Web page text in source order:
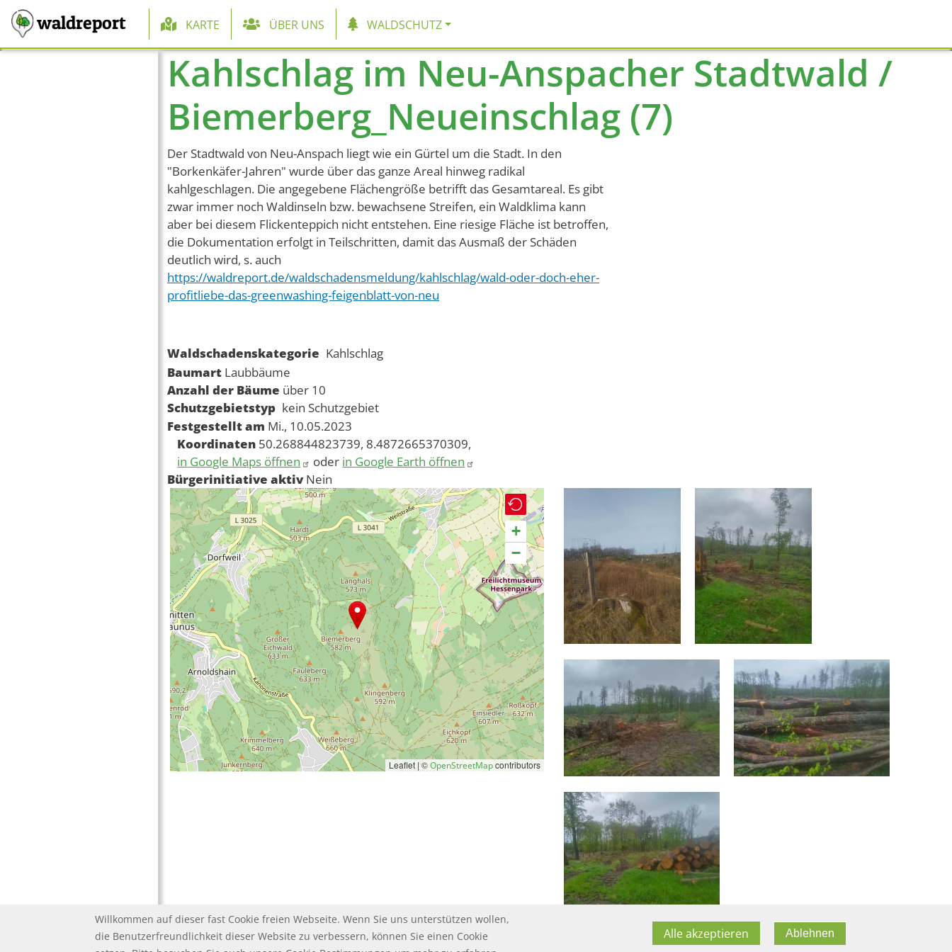
waldreport Hauptnavigation
KARTE ÜBER UNS WALDSCHUTZ
Kahlschlag im Neu-Anspacher Stadtwald /
Biemerberg_Neueinschlag (7)
Der Stadtwald von Neu-Anspach liegt wie ein Gürtel um die Stadt. In den
"Borkenkäfer-Jahren" wurde über das ganze Areal hinweg radikal
kahlgeschlagen. Die angegebene Flächengröße betrifft das Gesamtareal. Es gibt
zwar immer noch Waldinseln bzw. bewachsene Streifen, ein Waldklima kann
aber bei diesem Flickenteppich nicht entstehen. Eine riesige Fläche ist betroffen,
die Dokumentation erfolgt in Teilschritten, damit das Ausmaß der Schäden
deutlich wird, s. auch
https://waldreport.de/waldschadensmeldung/kahlschlag/wald-oder-doch-eher-
profitliebe-das-greenwashing-feigenblatt-von-neu
Waldschadenskategorie Kahlschlag
Baumart Laubbäume
Anzahl der Bäume über 10
Schutzgebietstyp kein Schutzgebiet
Festgestellt am Mi., 10.05.2023
Koordinaten 50.268844823739, 8.4872665370309,
in Google Maps öffnen
oder in Google Earth öffnen
Bürgerinitiative aktiv Nein
+
−
Leaflet | ©OpenStreetMapcontributors
Willkommen auf dieser fast Cookie freien Webseite. Wenn Sie uns unterstützen wollen,
die Benutzerfreundlichkeit dieser Website zu verbessern, können Sie einen Cookie
Alle akzeptieren Ablehnen